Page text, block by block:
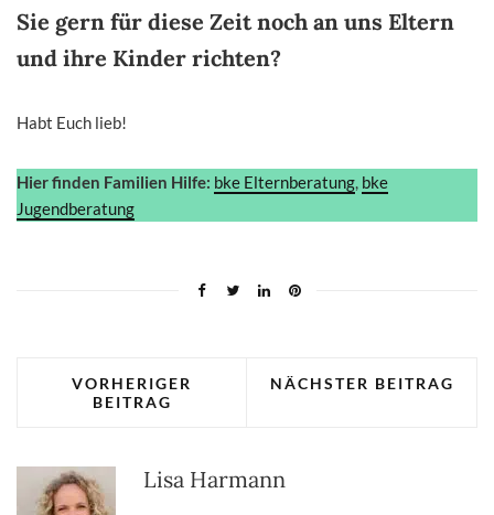
Sie gern für diese Zeit noch an uns Eltern
und ihre Kinder richten?
Habt Euch lieb!
Hier finden Familien Hilfe: bke Elternberatung, bke
Jugendberatung
VORHERIGER
BEITRAG
NÄCHSTER BEITRAG
Lisa Harmann